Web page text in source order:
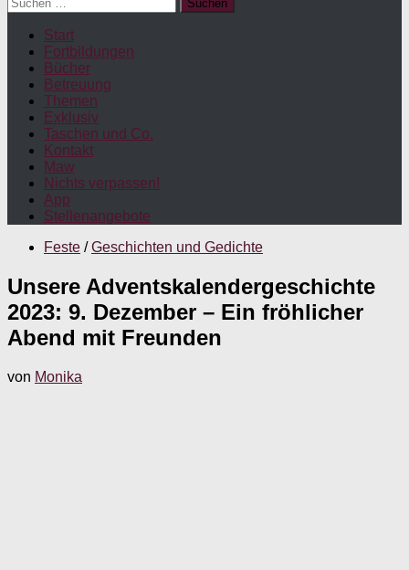
nach:
Start
Fortbildungen
Bücher
Betreuung
Themen
Exklusiv
Taschen und Co.
Kontakt
Maw
Nichts verpassen!
App
Stellenangebote
Feste / Geschichten und Gedichte
Unsere Adventskalendergeschichte
2023: 9. Dezember – Ein fröhlicher
Abend mit Freunden
von Monika